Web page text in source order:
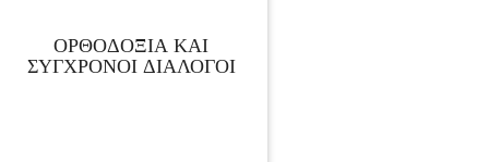
ΟΡΘΟΔΟΞΙΑ ΚΑΙ
ΣΥΓΧΡΟΝΟΙ ΔΙΑΛΟΓΟΙ